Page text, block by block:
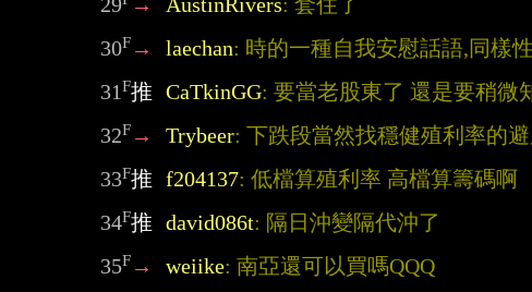
30F → laechan: 時的一種自我安慰話語,同樣
31F推 CaTkinGG: 要當老股東了 還是要稍微
32F → Trybeer: 下跌段當然找穩健殖利率的
33F推 f204137: 低檔算殖利率 高檔算籌碼啊
34F推 david086t: 隔日沖變隔代沖了
35F → weiike: 南亞還可以買嗎QQQ